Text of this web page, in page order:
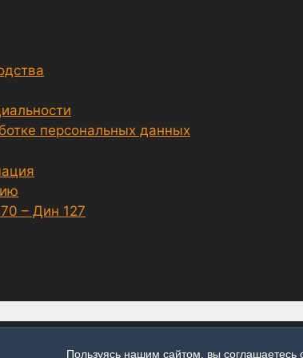
персональных данных
– Дин 127
Пользуясь нашим сайтом, вы соглашаетесь